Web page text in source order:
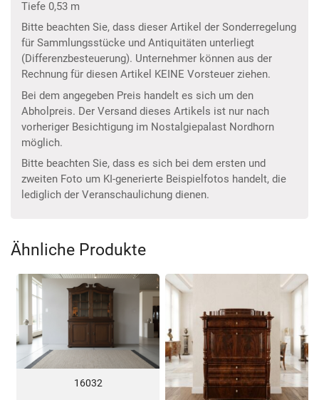
Tiefe 0,53 m
Bitte beachten Sie, dass dieser Artikel der Sonderregelung
für Sammlungsstücke und Antiquitäten unterliegt
(Differenzbesteuerung). Unternehmer können aus der
Rechnung für diesen Artikel KEINE Vorsteuer ziehen.
Bei dem angegeben Preis handelt es sich um den
Abholpreis. Der Versand dieses Artikels ist nur nach
vorheriger Besichtigung im Nostalgiepalast Nordhorn
möglich.
Bitte beachten Sie, dass es sich bei dem ersten und
zweiten Foto um KI-generierte Beispielfotos handelt, die
lediglich der Veranschaulichung dienen.
Ähnliche Produkte
16032